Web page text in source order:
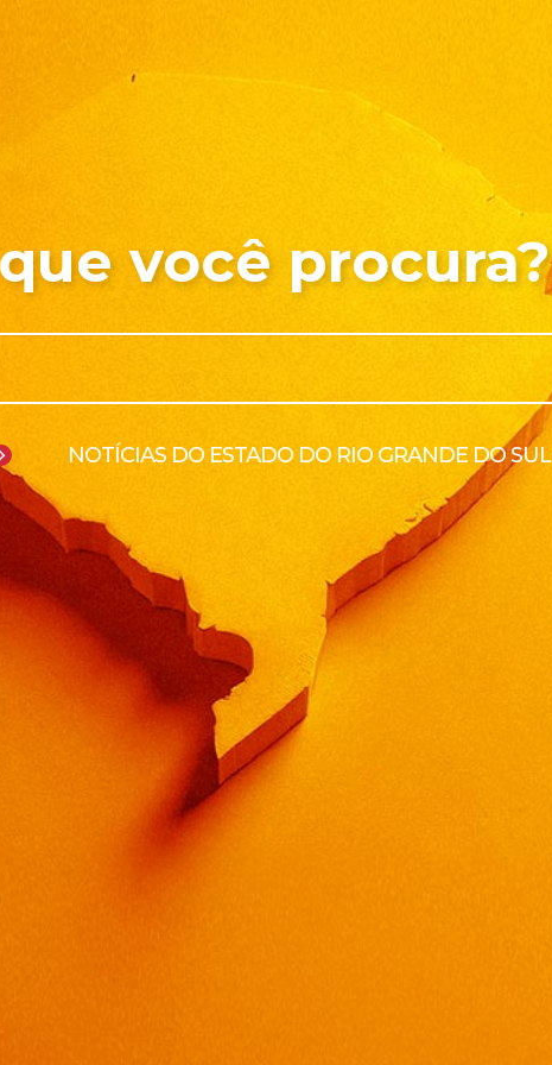
você procura?
NOTÍCIAS DO ESTADO DO RIO GRANDE DO SUL